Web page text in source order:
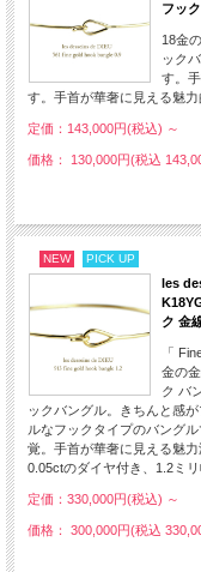
フッ
18金
ック
す。
す。手首が華奢に見える魅
定価：143,000円(税込) ～
価格： 130,000円(税込
NEW PICK UP
les
ク 金
「
金の
ク バ
ックバングル。きちんと感
ルなフックタイプのバング
覚。手首が華奢に見える魅
0.05ctのダイヤ付き、1.2ミ
定価：330,000円(税込) ～
価格： 300,000円(税込